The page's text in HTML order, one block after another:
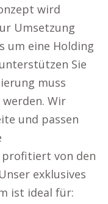
wird
Umsetzung
um eine Holding
Sie
muss
Wir
und passen
profitiert von den
exklusives
ist ideal für: